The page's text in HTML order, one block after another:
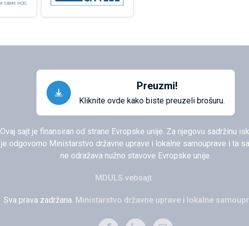
Preuzmi!
Kliknite ovde kako biste preuzeli brošuru.
Ovaj sajt je finansiran od strane Evropske unije. Za njegovu sadržinu
je odgovorno Ministarstvo državne uprave i lokalne samouprave i ta
ne odražava nužno stavove Evropske unije.
MDULS vebsajt
Sva prava zadržana. Ministarstvo državne uprave i lokalne